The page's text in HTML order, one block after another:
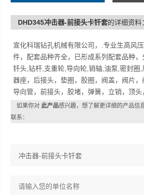
DHD345冲击器-前接头卡钎套的详细资料
宣化科瑞钻孔机械有限公司，.专业生高风
件，配套品种齐全，已形成系列配套品种，
钎头,钻杆,支重轮,导向轮,销轴,油泵,密封圈
器座，后接头，垫圈，胶圈，阀盖，阀片，
导向管，前接头，胶堵，弹簧，立销，顶
如果你对此产品感兴趣，想了解更详细的产品信
联系：